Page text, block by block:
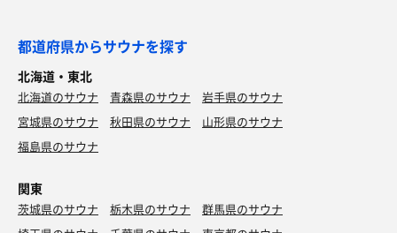
都道府県からサウナを探す
北海道・東北
北海道のサウナ 青森県のサウナ
岩手県のサウナ
宮城県のサウナ
秋田県のサウナ
山形県のサウナ
福島県のサウナ
関東
茨城県のサウナ 栃木県のサウナ
群馬県のサウナ